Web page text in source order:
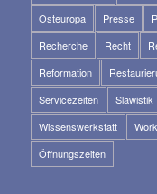
Osteuropa
Presse
Recherche
Recht
Reformation
Servicezeiten
Slawistik
Wissenswerkstatt
Öffnungszeiten